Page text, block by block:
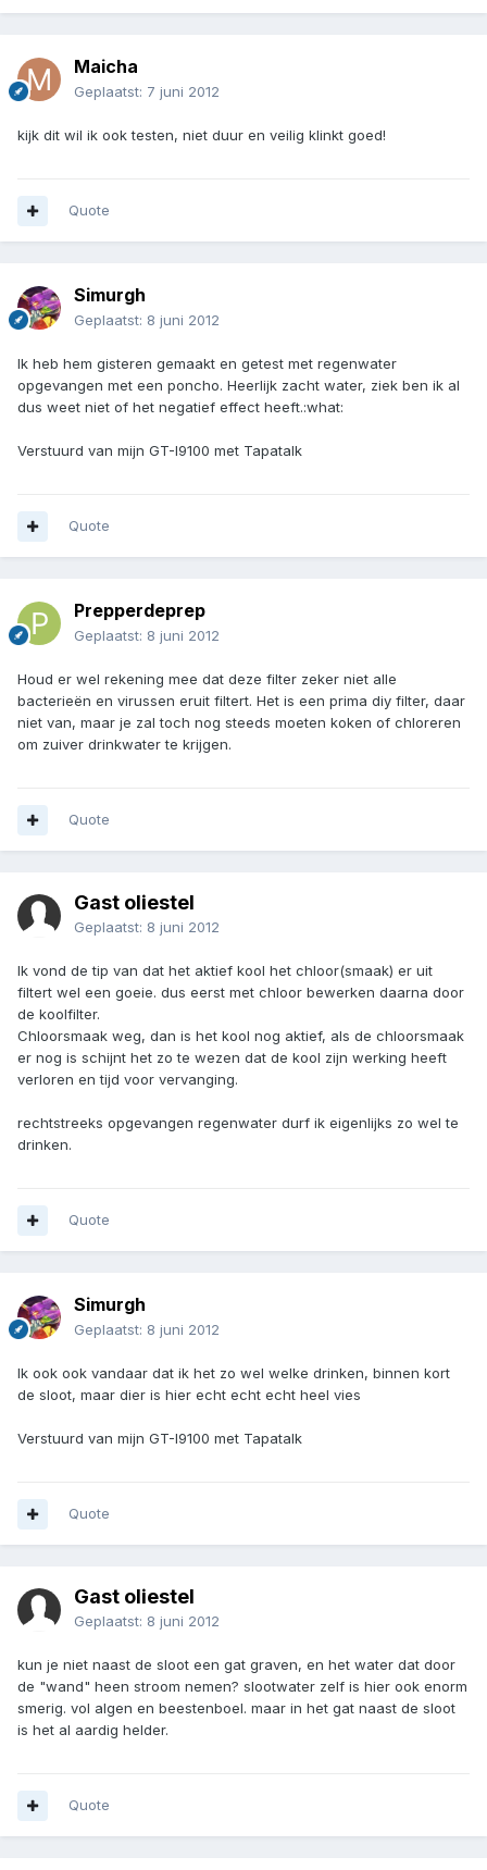
Maicha
Geplaatst: 7 juni 2012
kijk dit wil ik ook testen, niet duur en veilig klinkt goed!
Quote
Simurgh
Geplaatst: 8 juni 2012
Ik heb hem gisteren gemaakt en getest met regenwater
opgevangen met een poncho. Heerlijk zacht water, ziek ben ik al
dus weet niet of het negatief effect heeft.:what:
Verstuurd van mijn GT-I9100 met Tapatalk
Quote
Prepperdeprep
Geplaatst: 8 juni 2012
Houd er wel rekening mee dat deze filter zeker niet alle
bacterieën en virussen eruit filtert. Het is een prima diy filter, daar
niet van, maar je zal toch nog steeds moeten koken of chloreren
om zuiver drinkwater te krijgen.
Quote
Gast oliestel
Geplaatst: 8 juni 2012
Ik vond de tip van dat het aktief kool het chloor(smaak) er uit
filtert wel een goeie. dus eerst met chloor bewerken daarna door
de koolfilter.
Chloorsmaak weg, dan is het kool nog aktief, als de chloorsmaak
er nog is schijnt het zo te wezen dat de kool zijn werking heeft
verloren en tijd voor vervanging.
rechtstreeks opgevangen regenwater durf ik eigenlijks zo wel te
drinken.
Quote
Simurgh
Geplaatst: 8 juni 2012
Ik ook ook vandaar dat ik het zo wel welke drinken, binnen kort
de sloot, maar dier is hier echt echt echt heel vies
Verstuurd van mijn GT-I9100 met Tapatalk
Quote
Gast oliestel
Geplaatst: 8 juni 2012
kun je niet naast de sloot een gat graven, en het water dat door
de "wand" heen stroom nemen? slootwater zelf is hier ook enorm
smerig. vol algen en beestenboel. maar in het gat naast de sloot
is het al aardig helder.
Quote